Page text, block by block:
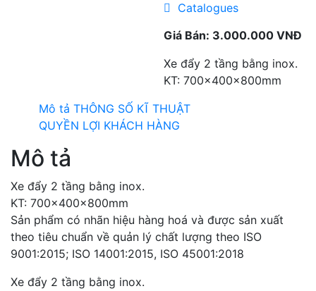
Catalogues
Giá Bán: 3.000.000 VNĐ
Xe đẩy 2 tầng bằng inox.
KT: 700x400x800mm
Mô tả THÔNG SỐ KĨ THUẬT
QUYỀN LỢI KHÁCH HÀNG
Mô tả
Xe đẩy 2 tầng bằng inox.
KT: 700x400x800mm
Sản phẩm có nhãn hiệu hàng hoá và được sản xuất
theo tiêu chuẩn về quản lý chất lượng theo ISO
9001:2015; ISO 14001:2015, ISO 45001:2018
Xe đẩy 2 tầng bằng inox.